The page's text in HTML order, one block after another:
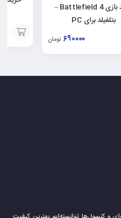
خرید بازی Battlefield 4 –
بتلفیلد برای PC
۶۹۰۰۰۰ تومان
افزودن